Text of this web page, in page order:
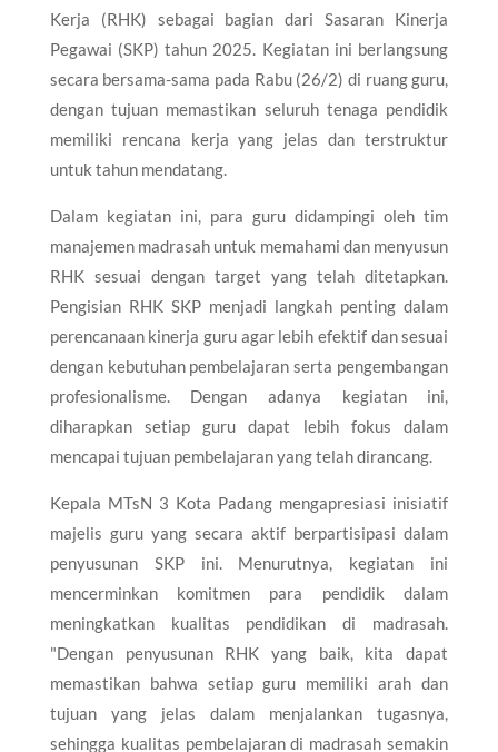
Kerja (RHK) sebagai bagian dari Sasaran Kinerja
Pegawai (SKP) tahun 2025. Kegiatan ini berlangsung
secara bersama-sama pada Rabu (26/2) di ruang guru,
dengan tujuan memastikan seluruh tenaga pendidik
memiliki rencana kerja yang jelas dan terstruktur
untuk tahun mendatang.
Dalam kegiatan ini, para guru didampingi oleh tim
manajemen madrasah untuk memahami dan menyusun
RHK sesuai dengan target yang telah ditetapkan.
Pengisian RHK SKP menjadi langkah penting dalam
perencanaan kinerja guru agar lebih efektif dan sesuai
dengan kebutuhan pembelajaran serta pengembangan
profesionalisme. Dengan adanya kegiatan ini,
diharapkan setiap guru dapat lebih fokus dalam
mencapai tujuan pembelajaran yang telah dirancang.
Kepala MTsN 3 Kota Padang mengapresiasi inisiatif
majelis guru yang secara aktif berpartisipasi dalam
penyusunan SKP ini. Menurutnya, kegiatan ini
mencerminkan komitmen para pendidik dalam
meningkatkan kualitas pendidikan di madrasah.
"Dengan penyusunan RHK yang baik, kita dapat
memastikan bahwa setiap guru memiliki arah dan
tujuan yang jelas dalam menjalankan tugasnya,
sehingga kualitas pembelajaran di madrasah semakin